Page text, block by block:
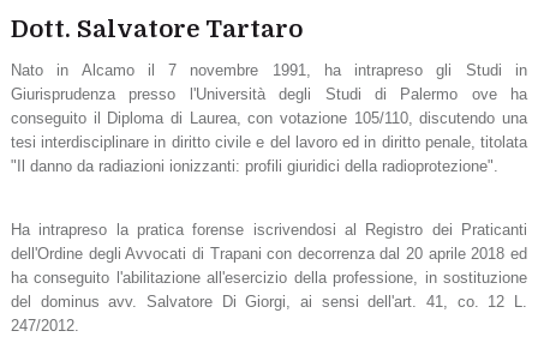
Dott. Salvatore Tartaro
Nato in Alcamo il 7 novembre 1991, ha intrapreso gli Studi in
Giurisprudenza presso l'Università degli Studi di Palermo ove ha
conseguito il Diploma di Laurea, con votazione 105/110, discutendo una
tesi interdisciplinare in diritto civile e del lavoro ed in diritto penale, titolata
"Il danno da radiazioni ionizzanti: profili giuridici della radioprotezione".
Ha intrapreso la pratica forense iscrivendosi al Registro dei Praticanti
dell'Ordine degli Avvocati di Trapani con decorrenza dal 20 aprile 2018 ed
ha conseguito l'abilitazione all'esercizio della professione, in sostituzione
del dominus avv. Salvatore Di Giorgi, ai sensi dell'art. 41, co. 12 L.
247/2012.